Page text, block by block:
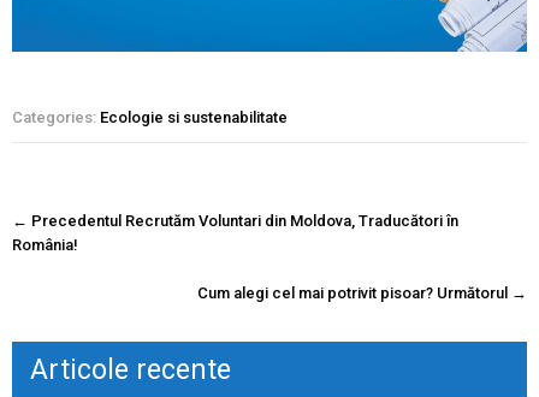
Categories: Ecologie si sustenabilitate
Navigare
postare
← Precedentul Recrutăm Voluntari din Moldova, Traducători în
România!
Cum alegi cel mai potrivit pisoar? Următorul →
Articole recente